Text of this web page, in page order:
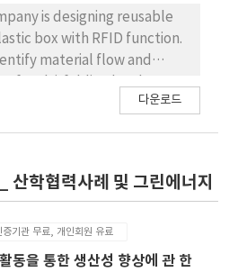
power control agent,
of electric power by
which is intended to
load factor of
the use of the time sharing
data of the certain period
is designing reusable
box with RFID function.
material flow and
and reallocate the
RFID
in logistics.
has some
다운로드
학협력사례 및 그린에너지
증기관 무료, 개인회원 유료
동을 통한 생산성 향상에 관 한